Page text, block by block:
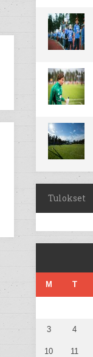
Tulokset
M T
3 4
10 11